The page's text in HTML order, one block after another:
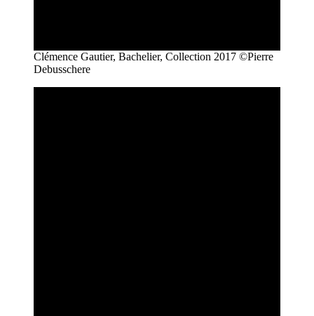
Clémence Gautier, Bachelier, Collection 2017 ©Pierre
Debusschere